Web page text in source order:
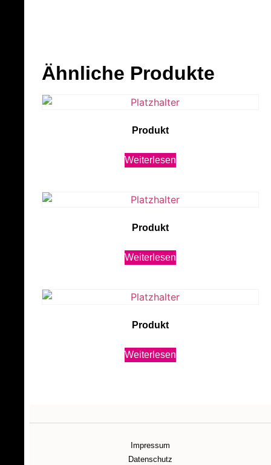
Ähnliche Produkte
Produkt
Weiterlesen
Produkt
Weiterlesen
Produkt
Weiterlesen
Impressum
Datenschutz